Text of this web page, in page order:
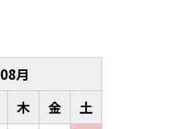
08月
木 金
土